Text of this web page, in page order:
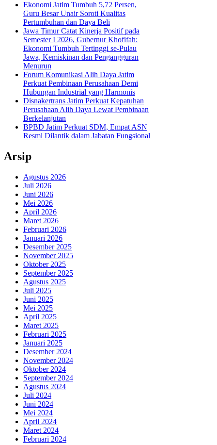
Ekonomi Jatim Tumbuh 5,72 Persen,
Guru Besar Unair Soroti Kualitas
Pertumbuhan dan Daya Beli
Jawa Timur Catat Kinerja Positif pada
Semester I 2026, Gubernur Khofifah:
Ekonomi Tumbuh Tertinggi se-Pulau
Jawa, Kemiskinan dan Pengangguran
Menurun
Forum Komunikasi Alih Daya Jatim
Perkuat Pembinaan Perusahaan Demi
Hubungan Industrial yang Harmonis
Disnakertrans Jatim Perkuat Kepatuhan
Perusahaan Alih Daya Lewat Pembinaan
Berkelanjutan
BPBD Jatim Perkuat SDM, Empat ASN
Resmi Dilantik dalam Jabatan Fungsional
Arsip
Agustus 2026
Juli 2026
Juni 2026
Mei 2026
April 2026
Maret 2026
Februari 2026
Januari 2026
Desember 2025
November 2025
Oktober 2025
September 2025
Agustus 2025
Juli 2025
Juni 2025
Mei 2025
April 2025
Maret 2025
Februari 2025
Januari 2025
Desember 2024
November 2024
Oktober 2024
September 2024
Agustus 2024
Juli 2024
Juni 2024
Mei 2024
April 2024
Maret 2024
Februari 2024